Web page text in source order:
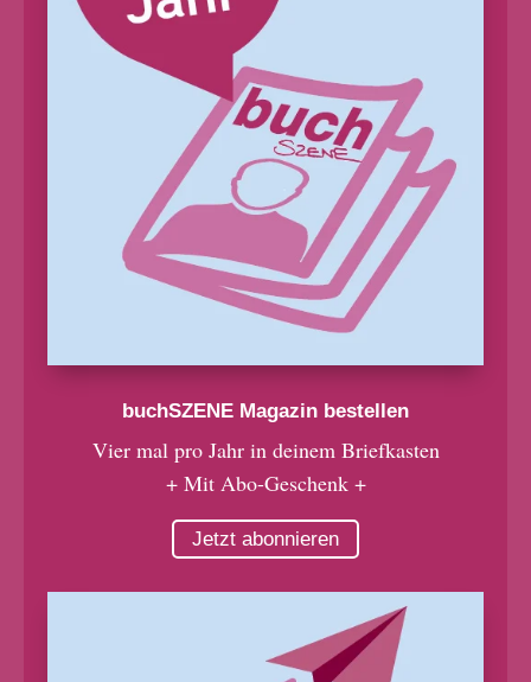
buchSZENE Magazin bestellen
Vier mal pro Jahr in deinem Briefkasten
+ Mit Abo-Geschenk +
Jetzt abonnieren